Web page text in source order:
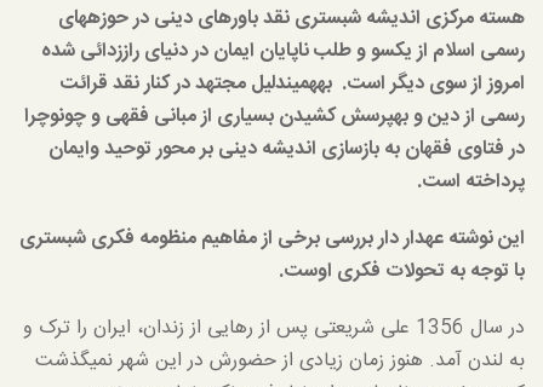
هسته مرکزی اندیشه شبستری نقد باورهای دینی در حوزه­های
رسمی اسلام از یکسو و طلب ناپایان ایمان در دنیای راز­زدائی شده
امروز از سوی دیگر است. به­همین­دلیل مجتهد در کنار نقد قرائت
رسمی از دین و به­پرسش کشیدن بسیاری از مبانی فقهی و چون­وچرا
در فتاوی فقهان به بازسازی اندیشه دینی بر محور توحید وایمان
پرداخته است.
این نوشته عهدار دار بررسی برخی از مفاهیم منظومه فکری شبستری
با توجه به تحولات فکری اوست.
در سال 1356 علی شریعتی پس از رهایی از زندان، ایران را ترک و
به لندن آمد. هنوز زمان زیادی از حضورش در این شهر نمی­گذشت